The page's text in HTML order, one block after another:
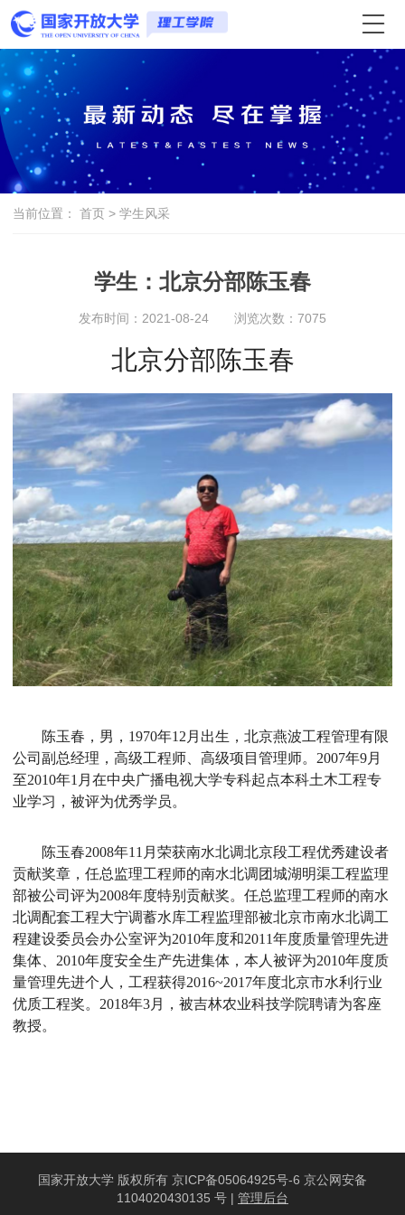
当前位置： 首页 > 学生风采
学生：北京分部陈玉春
发布时间：2021-08-24 浏览次数： 7075
北京分部陈玉春
陈玉春，男， 1970年12 月出生，北京燕波工程管理有限
公司副总经理，高级工程师、高级项目管理师。 2007年9月
至2010年1 月在中央广播电视大学专科起点本科土木工程专
业学习，被评为优秀学员。
陈玉春2008年11 月荣获南水北调北京段工程优秀建设者
贡献奖章，任总监理工程师的南水北调团城湖明渠工程监理
部被公司评为2008年度特别贡献奖。任总监理工程师的南水
北调配套工程大宁调蓄水库工程监理部被北京市南水北调工
程建设委员会办公室评为2010年度和2011年度质量管理先进
集体、 2010年度安全生产先进集体，本人被评为2010年度质
量管理先进个人，工程获得2016~2017年度北京市水利行业
优质工程奖。 2018年3月，被吉林农业科技学院聘请为客座
教授。
国家开放大学 版权所有 京ICP备05064925号-6 京公网安备
1104020430135 号 | 管理后台